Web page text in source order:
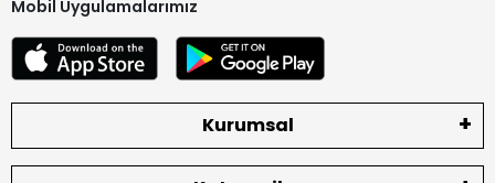
Mobil Uygulamalarımız
Kurumsal